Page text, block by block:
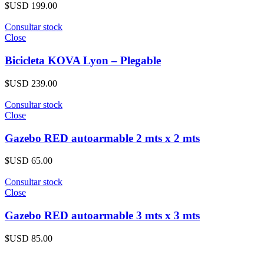
$USD 199.00
Consultar stock
Close
Bicicleta KOVA Lyon – Plegable
$USD 239.00
Consultar stock
Close
Gazebo RED autoarmable 2 mts x 2 mts
$USD 65.00
Consultar stock
Close
Gazebo RED autoarmable 3 mts x 3 mts
$USD 85.00